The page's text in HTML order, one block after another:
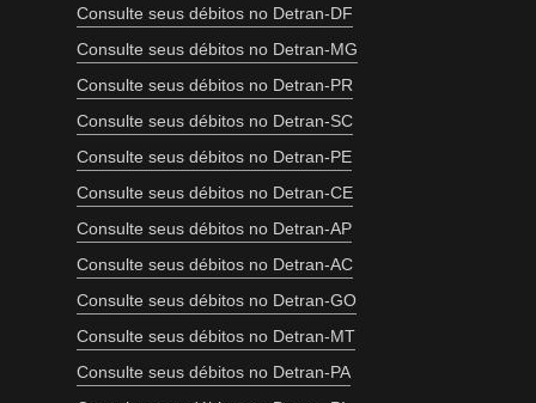
Consulte seus débitos no Detran-DF
Consulte seus débitos no Detran-MG
Consulte seus débitos no Detran-PR
Consulte seus débitos no Detran-SC
Consulte seus débitos no Detran-PE
Consulte seus débitos no Detran-CE
Consulte seus débitos no Detran-AP
Consulte seus débitos no Detran-AC
Consulte seus débitos no Detran-GO
Consulte seus débitos no Detran-MT
Consulte seus débitos no Detran-PA